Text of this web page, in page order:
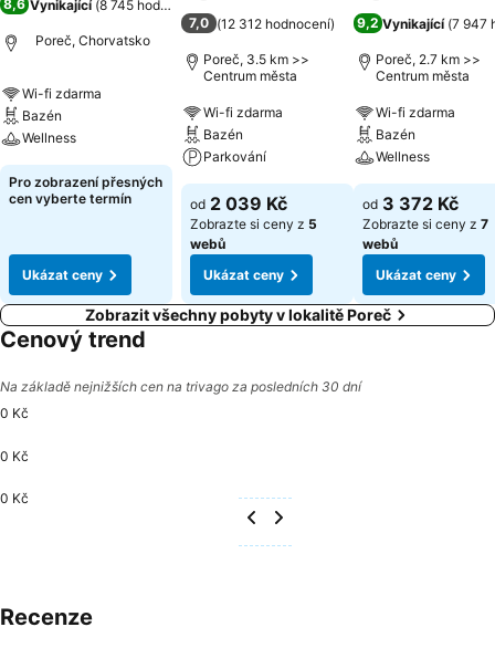
8,6 Vynikající (8 745 hodnocení)
Poreč, Chorvatsko
Wi-fi zdarma
Bazén
Wellness
Pro zobrazení přesných
cen vyberte termín
Ukázat ceny
7,0 (12 312 hodnocení)
Poreč, 3.5 km >>
Centrum města
Wi-fi zdarma
Bazén
Parkování
od 2 039 Kč
Zobrazte si ceny z 5
webů
Ukázat ceny
9,2 Vynikající (7 947
Poreč, 2.7 km >>
Centrum města
Wi-fi zdarma
Bazén
Wellness
od 3 372 Kč
Zobrazte si ceny z 7
webů
Ukázat ceny
Zobrazit všechny pobyty v lokalitě Poreč
Cenový trend
Na základě nejnižších cen na trivago za posledních 30 dní
0 Kč
0 Kč
0 Kč
Recenze